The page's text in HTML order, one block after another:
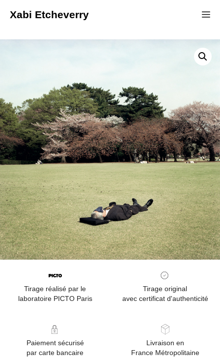
Xabi Etcheverry
Tirage réalisé par le
laboratoire PICTO Paris
Tirage original
avec certificat d'authenticité
Paiement sécurisé
par carte bancaire
Livraison en
France Métropolitaine